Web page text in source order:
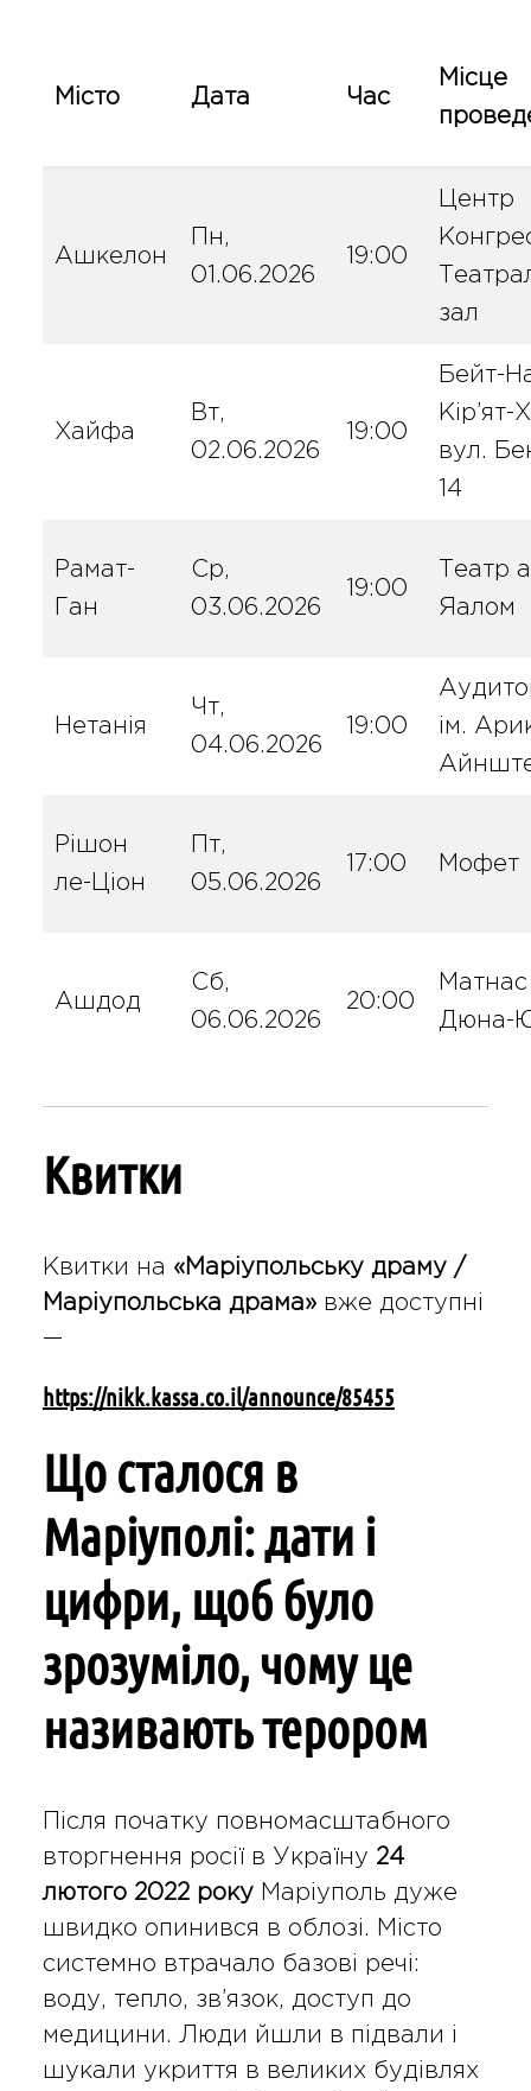
Місто Дата Час
Місце
Ашкелон
Пн,
01.06.2026
19:00
Центр
зал
Хайфа
Вт,
02.06.2026
19:00
Бейт-
Кір’ят-
вул.
14
Рамат-
Ган
Ср,
03.06.2026
19:00
Театр
Яалом
Нетанія
Чт,
04.06.2026
19:00
ім.
Рішон
ле-Ціон
Пт,
05.06.2026
17:00 Мофет
Ашдод
Сб,
06.06.2026
20:00
Матнас
Дюна-
Квитки
Квитки на «Маріупольську драму /
Маріупольська драма»вже доступні
—
https://nikk.kassa.co.il/announce/85455
Що сталося в
Маріуполі: дати і
цифри, щоб було
зрозуміло, чому це
називають терором
Після початку повномасштабного
вторгнення росії в Україну 24
лютого 2022 рокуМаріуполь дуже
швидко опинився в облозі. Місто
системно втрачало базові речі:
воду, тепло, зв’язок, доступ до
медицини. Люди йшли в підвали і
шукали укриття в великих будівлях